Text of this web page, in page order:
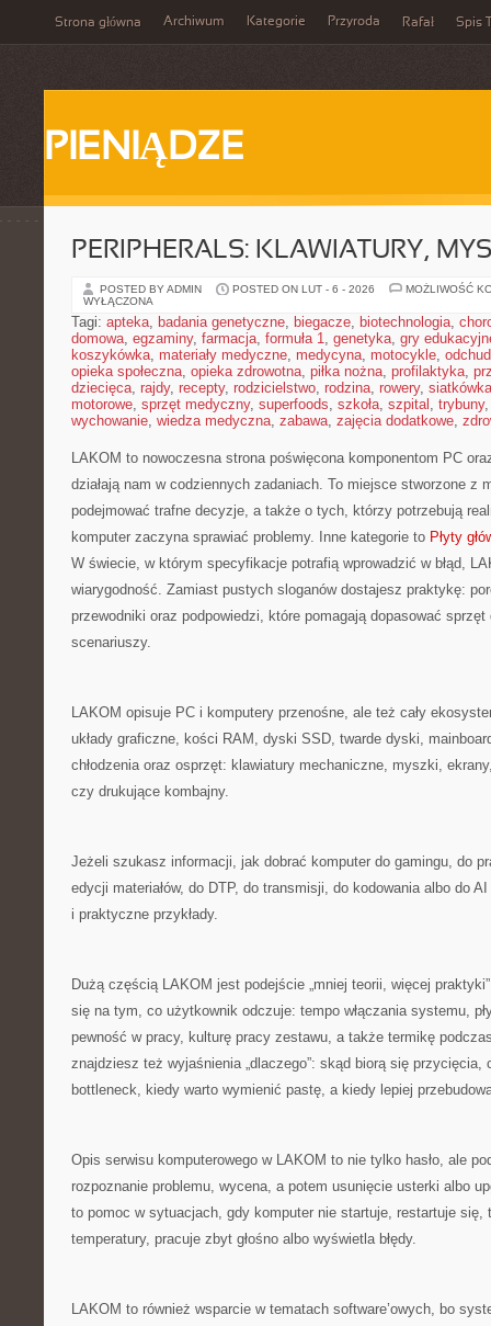
Strona główna Archiwum Kategorie Przyroda Rafał Spis
PIENIĄDZE
PERIPHERALS: KLAWIATURY,
POSTED BY ADMIN POSTED ON LUT - 6 - 2026
MOŻLIWOŚĆ
WYŁĄCZONA
Tagi: apteka, badania genetyczne, biegacze, biotechnologia,
domowa, egzaminy, farmacja, formuła 1, genetyka, gry
koszykówka, materiały medyczne, medycyna, motocykle,
opieka społeczna, opieka zdrowotna, piłka nożna, profilaktyka,
dziecięca, rajdy, recepty, rodzicielstwo, rodzina, rowery, siatkówka
motorowe, sprzęt medyczny, superfoods, szkoła, szpital , trybuny
wychowanie, wiedza medyczna, zabawa, zajęcia dodatkowe,
LAKOM to nowoczesna strona poświęcona komponentom PC
działają nam w codziennych zadaniach. To miejsce stworzone z
podejmować trafne decyzje, a także o tych, którzy potrzebują
komputer zaczyna sprawiać problemy. Inne kategorie to Płyty
W świecie, w którym specyfikacje potrafią wprowadzić w błąd,
wiarygodność. Zamiast pustych sloganów dostajesz praktykę:
przewodniki oraz podpowiedzi, które pomagają dopasować
scenariuszy.
LAKOM opisuje PC i komputery przenośne, ale też cały
układy graficzne, kości RAM, dyski SSD, twarde dyski,
chłodzenia oraz osprzęt: klawiatury mechaniczne, myszki,
czy drukujące kombajny.
Jeżeli szukasz informacji, jak dobrać komputer do gamingu, do
edycji materiałów, do DTP, do transmisji, do kodowania albo do
i praktyczne przykłady.
Dużą częścią LAKOM jest podejście „mniej teorii, więcej
się na tym, co użytkownik odczuje: tempo włączania systemu,
pewność w pracy, kulturę pracy zestawu, a także termikę
znajdziesz też wyjaśnienia „dlaczego”: skąd biorą się przycięcia,
bottleneck, kiedy warto wymienić pastę, a kiedy lepiej
Opis serwisu komputerowego w LAKOM to nie tylko hasło, ale
rozpoznanie problemu, wycena, a potem usunięcie usterki albo
to pomoc w sytuacjach, gdy komputer nie startuje, restartuje się,
temperatury, pracuje zbyt głośno albo wyświetla błędy.
LAKOM to również wsparcie w tematach software’owych, bo